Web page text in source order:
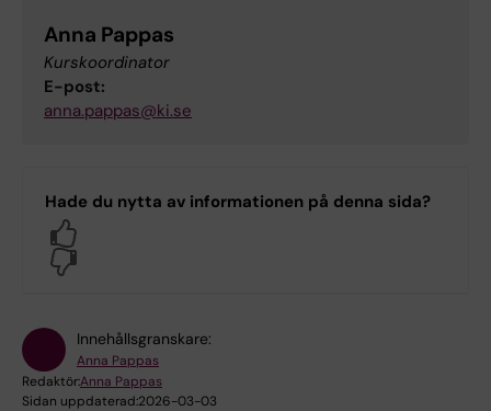
Anna Pappas
Kurskoordinator
E-post:
anna.pappas@ki.se
Hade du nytta av informationen på denna sida?
Innehållsgranskare:
Anna Pappas
Redaktör:Anna Pappas
Sidan uppdaterad:2026-03-03